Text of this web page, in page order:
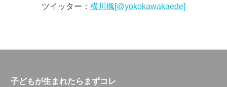
ツイッター： 横川楓[@yokokawakaede]
子どもが生まれたらまずコレ